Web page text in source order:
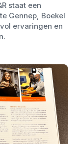
staat een
Gennep, Boekel
ervaringen en